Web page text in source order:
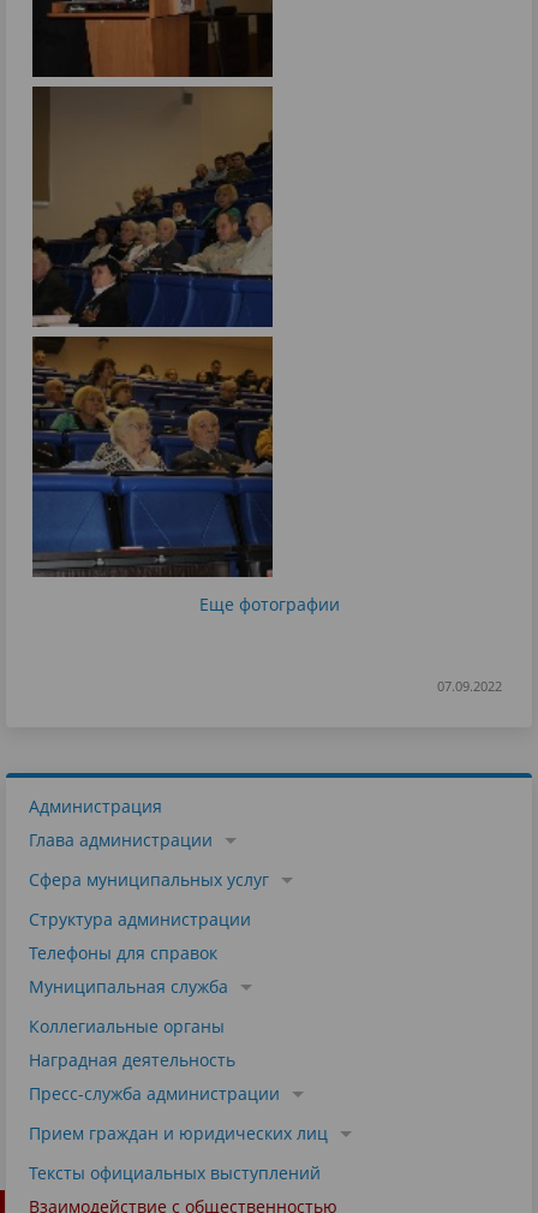
Еще фотографии
07.09.2022
Администрация
Глава администрации
Сфера муниципальных услуг
Структура администрации
Телефоны для справок
Муниципальная служба
Коллегиальные органы
Наградная деятельность
Пресс-служба администрации
Прием граждан и юридических лиц
Тексты официальных выступлений
Взаимодействие с общественностью